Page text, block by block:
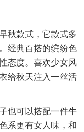
秋款式，它款式多
经典百搭的缤纷色
态度。喜欢少女风
给秋天注入一丝活
也可以搭配一件牛
系更有女人味，和